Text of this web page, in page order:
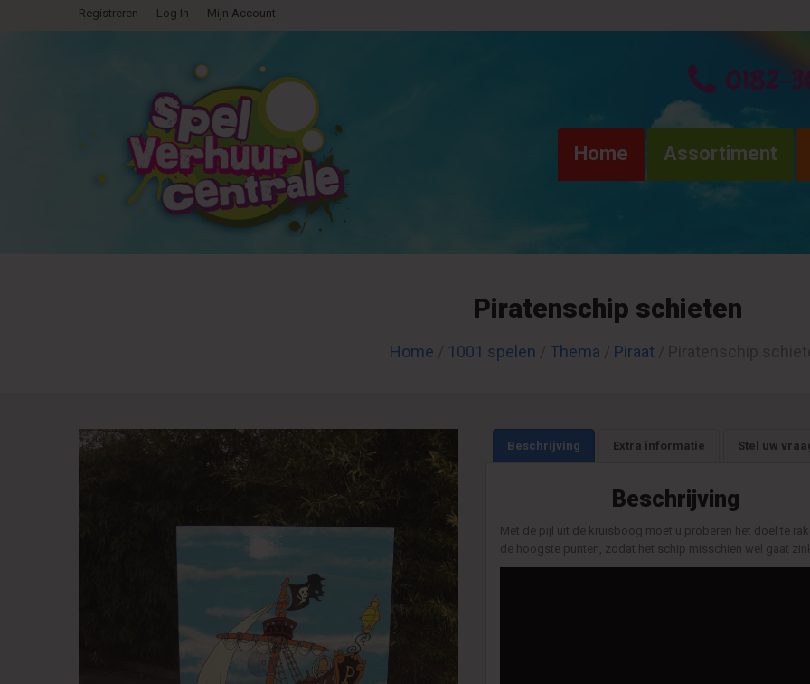
Registreren Log In Mijn Account
0182-
Home Assortiment
Piratenschip schieten
Home 1001 spelen Thema Piraat
Beschrijving Extra informatie Stel uw
Beschrijving
Met de pijl uit de kruisboog moet u proberen het doel te
de hoogste punten, zodat het schip misschien wel gaat